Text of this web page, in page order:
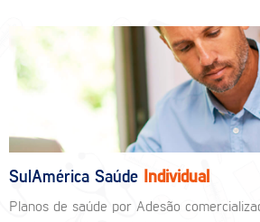
SulAmérica Saúde Individual
Planos de saúde por Adesão